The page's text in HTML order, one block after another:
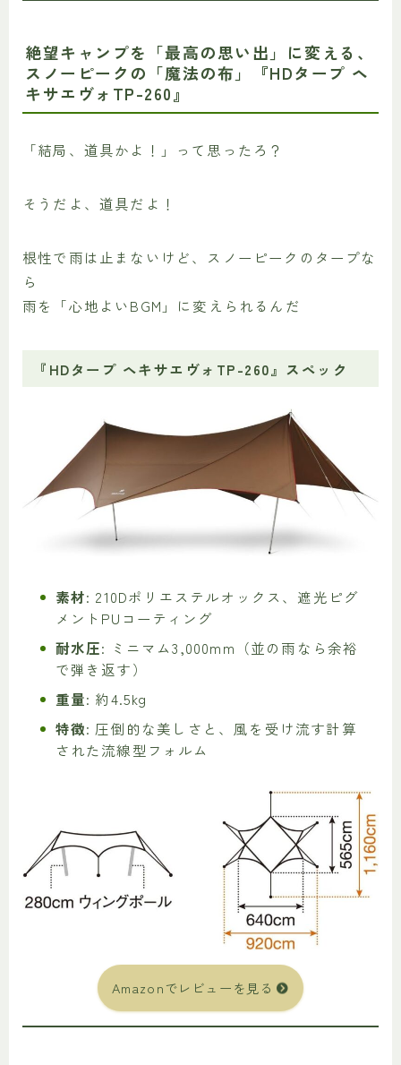
絶望キャンプを「最高の思い出」に変える、
スノーピークの「魔法の布」『HDタープ ヘ
キサエヴォTP-260』
「結局、道具かよ！」って思ったろ？
そうだよ、道具だよ！
根性で雨は止まないけど、スノーピークのタープな
ら
雨を「心地よいBGM」に変えられるんだ
『HDタープ ヘキサエヴォTP-260』スペック
素材: 210Dポリエステルオックス、遮光ピグ
メントPUコーティング
耐水圧: ミニマム3,000mm（並の雨なら余裕
で弾き返す）
重量: 約4.5kg
特徴: 圧倒的な美しさと、風を受け流す計算
された流線型フォルム
Amazonでレビューを見る